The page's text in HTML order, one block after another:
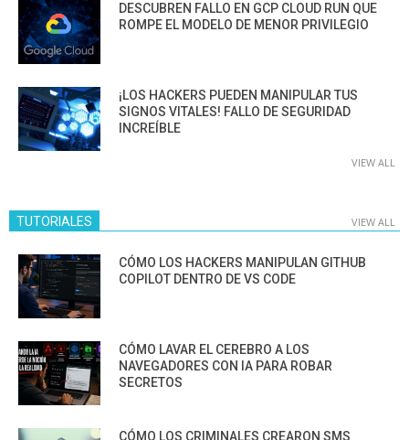
DESCUBREN FALLO EN GCP CLOUD RUN QUE
ROMPE EL MODELO DE MENOR PRIVILEGIO
¡LOS HACKERS PUEDEN MANIPULAR TUS
SIGNOS VITALES! FALLO DE SEGURIDAD
INCREÍBLE
VIEW ALL
TUTORIALES VIEW ALL
CÓMO LOS HACKERS MANIPULAN GITHUB
COPILOT DENTRO DE VS CODE
CÓMO LAVAR EL CEREBRO A LOS
NAVEGADORES CON IA PARA ROBAR
SECRETOS
CÓMO LOS CRIMINALES CREARON SMS